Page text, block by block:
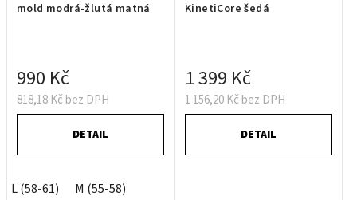
mold modrá-žlutá matná
818,18 Kč bez DPH
990 Kč
DETAIL
L (58-61) M (55-58)
KinetiCore šedá
1 156,20 Kč bez DPH
1 399 Kč
DETAIL